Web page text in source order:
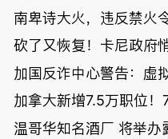
南卑诗大火，违反禁火
砍了又恢复！卡尼政府
加国反诈中心警告：虚
加拿大新增7.5万职位
温哥华知名酒厂 将举办